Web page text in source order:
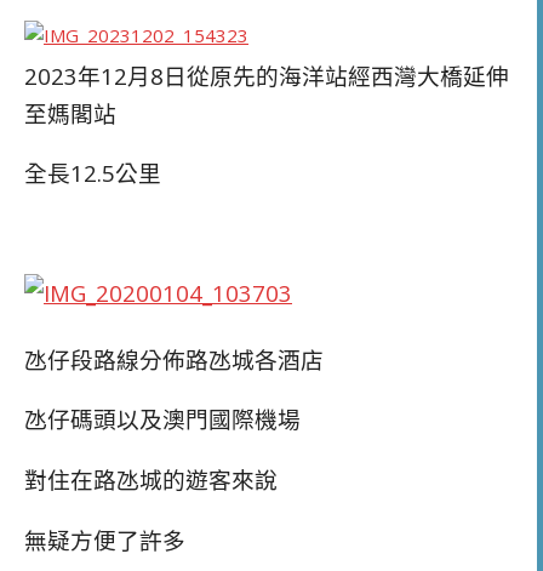
2023年12月8日從原先的海洋站經西灣大橋延伸
至媽閣站
全長12.5公里
氹仔段路線分佈路氹城各酒店
氹仔碼頭以及澳門國際機場
對住在路氹城的遊客來說
無疑方便了許多